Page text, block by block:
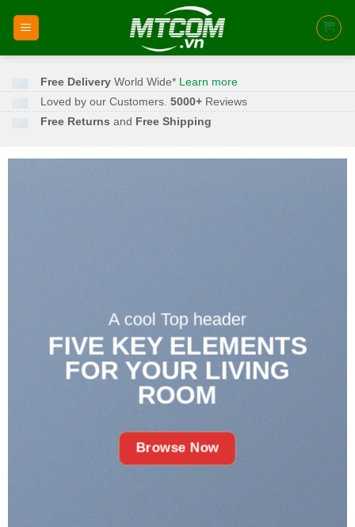
Free Delivery World Wide* Learn more
Loved by our Customers. 5000+ Reviews
Free Returns and Free Shipping
A cool Top header
KEY ELEMENTS
YOUR LIVING
ROOM
Browse Now